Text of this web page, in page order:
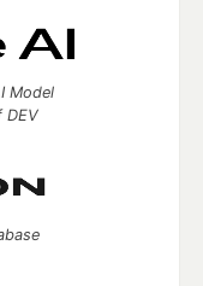
Model
DEV